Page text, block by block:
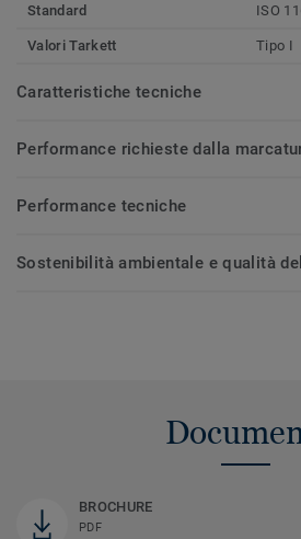
Standard
ISO
Valori Tarkett Tipo I
Caratteristiche tecniche
Performance richieste dalla
Performance tecniche
Sostenibilità ambientale e qualità
BROCHURE
PDF